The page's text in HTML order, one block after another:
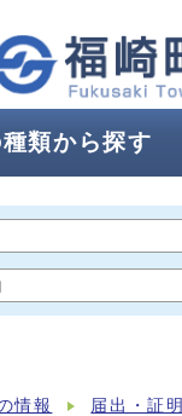
類から探す
情報 届出・証明